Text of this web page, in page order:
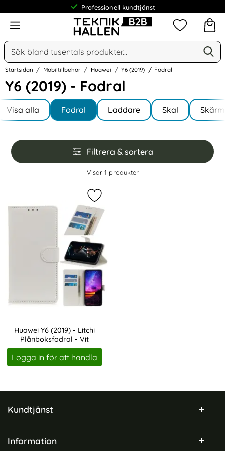
Professionell kundtjänst
Meny
Sök
Sök på Narse Group AB
Mina
Startsidan Mobiltillbehör Huawei Y6 (2019) Fodral
Y6 (2019) - Fodral
Hoppa
till
produkter
Underkategorier
Visa alla
I Y6 (2019) Fodral Laddare Skal
Hoppa
över
filtersektionen
Filtrera & sortera
Filtrera & sortera
Visar 1 produkter
Huawei Y6 (2019) - Litchi
Plånboksfodral - Vit
Art. nr 1276
Logga in för att handla
Markera huawei Y6 (2019) - Litchi
Sidfot Blandad info och länkar
Kundtjänst
Information